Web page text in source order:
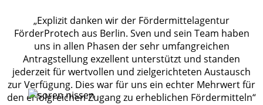
„Explizit danken wir der Fördermittelagentur
FörderProtech aus Berlin. Sven und sein Team haben
uns in allen Phasen der sehr umfangreichen
Antragstellung exzellent unterstützt und standen
jederzeit für wertvollen und zielgerichteten Austausch
zur Verfügung. Dies war für uns ein echter Mehrwert für
den erfolgreichen Zugang zu erheblichen Fördermitteln“